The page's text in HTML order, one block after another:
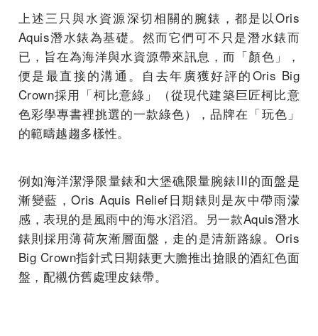
上述三只與水資源深切相關的腕錶，都是以Oris
Aquis潛水錶為基礎。然而它們可不只是潛水錶而
已，旨在為海洋與水資源帶來訊息，而「顏色」，
便是最直接的溝通。自去年廣獲好評的Oris Big
Crown採用「柯比意綠」（從現代建築巨匠柯比意
色彩學專書裡挑選的一款綠色），品牌在「玩色」
的範疇越趨多樣性。
例如海洋潔淨限量錶和大堡礁限量腕錶III的面盤是
漸變藍，Oris Aquis Relief日期錶則是灰中帶雨濛
感，表現的是風雨中的海水滔滔。另一款Aquis潛水
錶則採用薄荷灰漸層面盤，走的是清新路線。Oris
Big Crown指針式日期錶更大膽推出搶眼的酒紅色面
盤，配襯仿舊處理皮錶帶。